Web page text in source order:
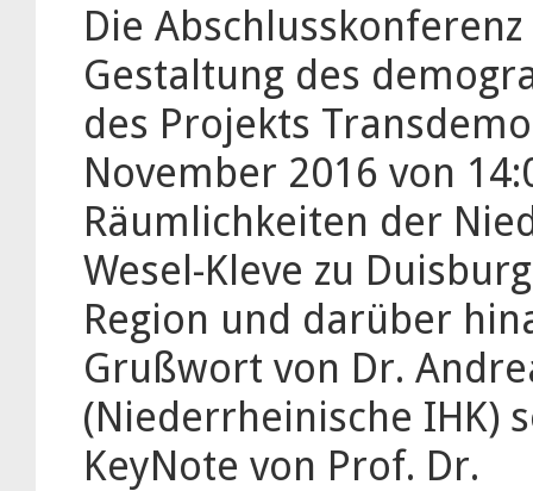
Die
Gestaltung des
des Projekts
November 2016 von
Räumlichkeiten der
Wesel-Kleve zu
Region und darüber
Grußwort von Dr.
(Niederrheinische IHK)
KeyNote von Prof. Dr.